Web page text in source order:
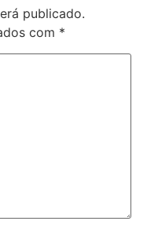
publicado.
com *